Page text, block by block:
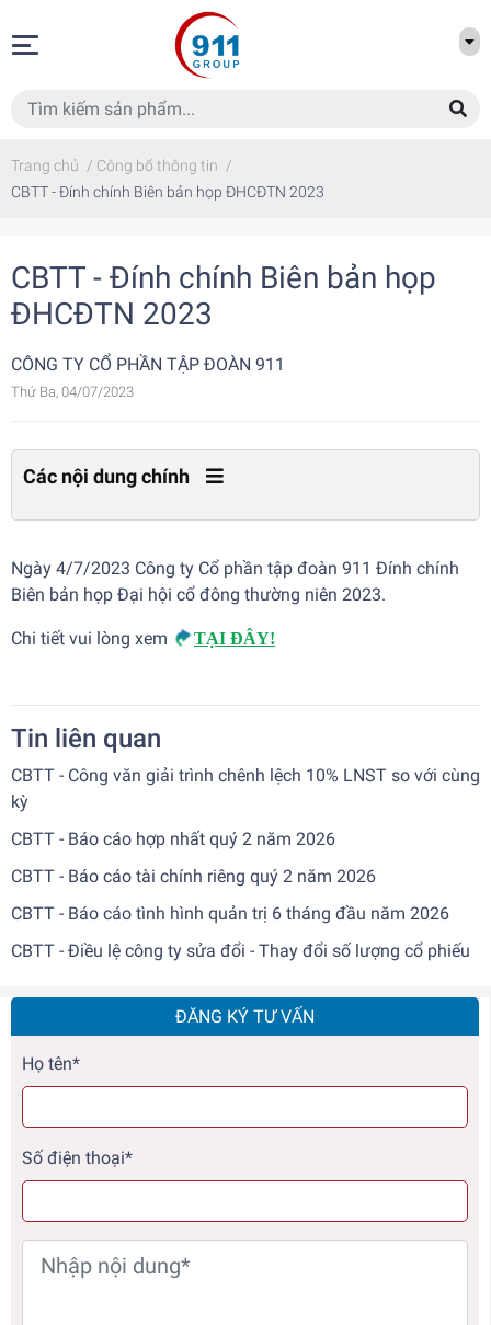
Trang chủ / Công bố thông tin /
CBTT - Đính chính Biên bản họp ĐHCĐTN 2023
ĐĂNG KÝ TƯ VẤN
Họ tên*
Số điện thoại*
CBTT - Đính chính Biên bản họp
ĐHCĐTN 2023
CÔNG TY CỔ PHẦN TẬP ĐOÀN 911
Thứ Ba, 04/07/2023
Các nội dung chính
Ngày 4/7/2023 Công ty Cổ phần tập đoàn 911 Đính chính
Biên bản họp Đại hội cổ đông thường niên 2023.
Chi tiết vui lòng xem TẠI ĐÂY!
Tin liên quan
CBTT - Công văn giải trình chênh lệch 10% LNST so với cùng
kỳ
CBTT - Báo cáo hợp nhất quý 2 năm 2026
CBTT - Báo cáo tài chính riêng quý 2 năm 2026
CBTT - Báo cáo tình hình quản trị 6 tháng đầu năm 2026
CBTT - Điều lệ công ty sửa đổi - Thay đổi số lượng cổ phiếu